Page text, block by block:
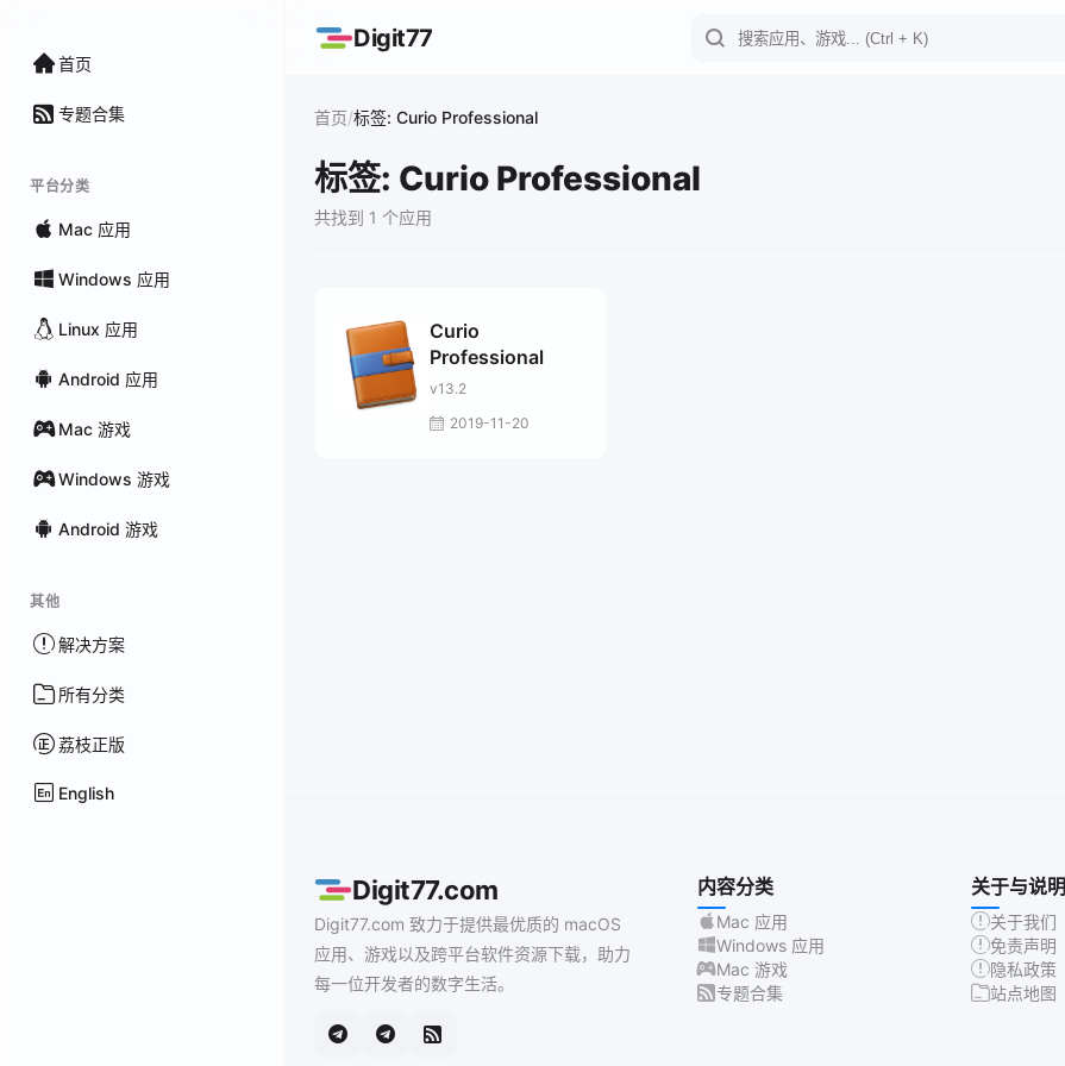
首页
专题合集
平台分类
Mac 应用
Windows 应用
Linux 应用
Android 应用
Mac 游戏
Windows 游戏
Android 游戏
其他
解决方案
所有分类
荔枝正版
English
Digit77
首页/标签: Curio Professional
标签: Curio Professional
共找到 1 个应用
Curio
Professional
v13.2
2019-11-20
Digit77.com
Digit77.com 致力于提供最优质的 macOS
应用、游戏以及跨平台软件资源下载，助力
每一位开发者的数字生活。
内容分类
Mac 应用
Windows 应用
Mac 游戏
专题合集
关于与说明
关于我们
免责声明
隐私政策
站点地图